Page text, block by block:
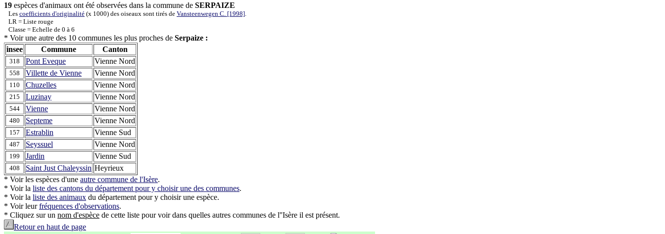
19 espèces d'animaux ont été observées dans la commune de SERPAIZE
Les coefficients d'originalité (x 1000) des oiseaux sont tirés de Vansteenwegen C. [1998]
LR = Liste rouge
Classe = Echelle de 0 à 6
* Voir une autre des 10 communes les plus proches de Serpaize :
insee
Commune Canton
318 Pont Eveque Vienne Nord
558 Villette de Vienne Vienne Nord
110 Chuzelles Vienne Nord
215 Luzinay Vienne Nord
544 Vienne Vienne Nord
480 Septeme Vienne Nord
157 Estrablin Vienne Sud
487 Seyssuel Vienne Nord
199 Jardin Vienne Sud
408 Saint Just Chaleyssin Heyrieux
* Voir les espèces d'une autre commune de l'Isère.
* Voir la liste des cantons du département pour y choisir une des communes.
* Voir la liste des animaux du département pour y choisir une espèce.
* Voir leurfréquences d'observations.
* Cliquez sur un nom d'espèce de cette liste pour voir dans quelles autres communes de l''Isère il est présent.
Retour en haut de page